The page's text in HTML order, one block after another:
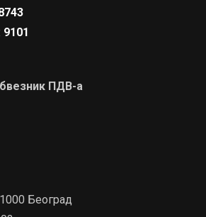
9101
ПДВ-а
Београд